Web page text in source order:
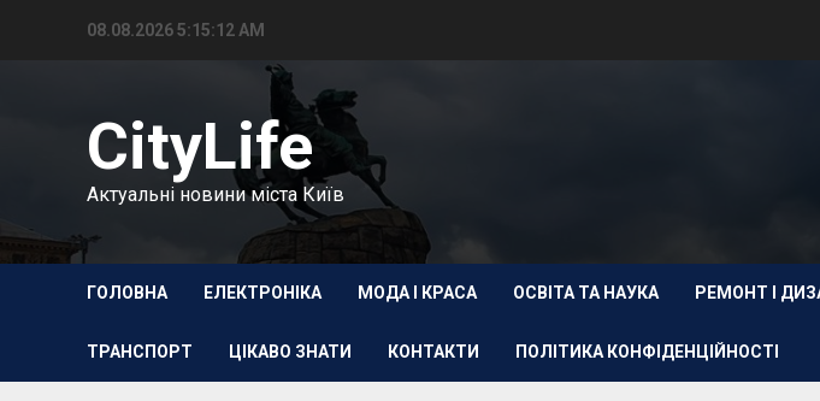
08.08.20265:15:13 AM
CityLife
Актуальні новини міста Київ
ГОЛОВНА ЕЛЕКТРОНІКА МОДА І КРАСА ОСВІТА ТА НАУКА РЕМОНТ І
ТРАНСПОРТ ЦІКАВО ЗНАТИ КОНТАКТИ ПОЛІТИКА КОНФІДЕНЦІЙНОСТІ